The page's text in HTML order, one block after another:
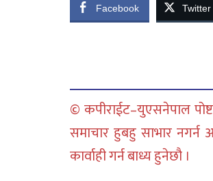
Facebook Twitter
© कपीराईट–युएसनेपाल
समाचार हुबहु साभार नगर्न
कार्वाही गर्न बाध्य हुनेछौ ।